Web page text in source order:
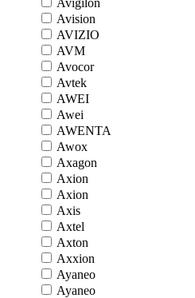
Avigilon
Avision
AVIZIO
AVM
Avocor
Avtek
AWEI
Awei
AWENTA
Awox
Axagon
Axion
Axion
Axis
Axtel
Axton
Axxion
Ayaneo
Ayaneo